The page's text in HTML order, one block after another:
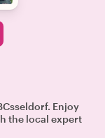
Enjoy
the local expert